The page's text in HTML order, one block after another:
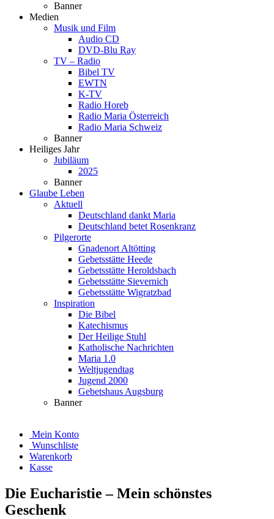
Banner
Medien
Musik und Film
Audio CD
DVD-Blu Ray
TV – Radio
Bibel TV
EWTN
K-TV
Radio Horeb
Radio Maria Österreich
Radio Maria Schweiz
Banner
Heiliges Jahr
Jubiläum
2025
Banner
Glaube Leben
Aktuell
Deutschland dankt Maria
Deutschland betet Rosenkranz
Pilgerorte
Gnadenort Altötting
Gebetsstätte Heede
Gebetsstätte Heroldsbach
Gebetsstätte Sievernich
Gebetsstätte Wigratzbad
Inspiration
Die Bibel
Katechismus
Der Heilige Stuhl
Katholische Nachrichten
Maria 1.0
Weltjugendtag
Jugend 2000
Gebetshaus Augsburg
Banner
Mein Konto
Wunschliste
Warenkorb
Kasse
Die Eucharistie – Mein schönstes
Geschenk